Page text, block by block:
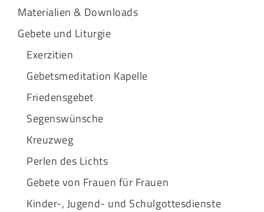
Materialien & Downloads
Gebete und Liturgie
Exerzitien
Gebetsmeditation Kapelle
Friedensgebet
Segenswünsche
Kreuzweg
Perlen des Lichts
Gebete von Frauen für Frauen
Kinder-, Jugend- und Schulgottesdienste